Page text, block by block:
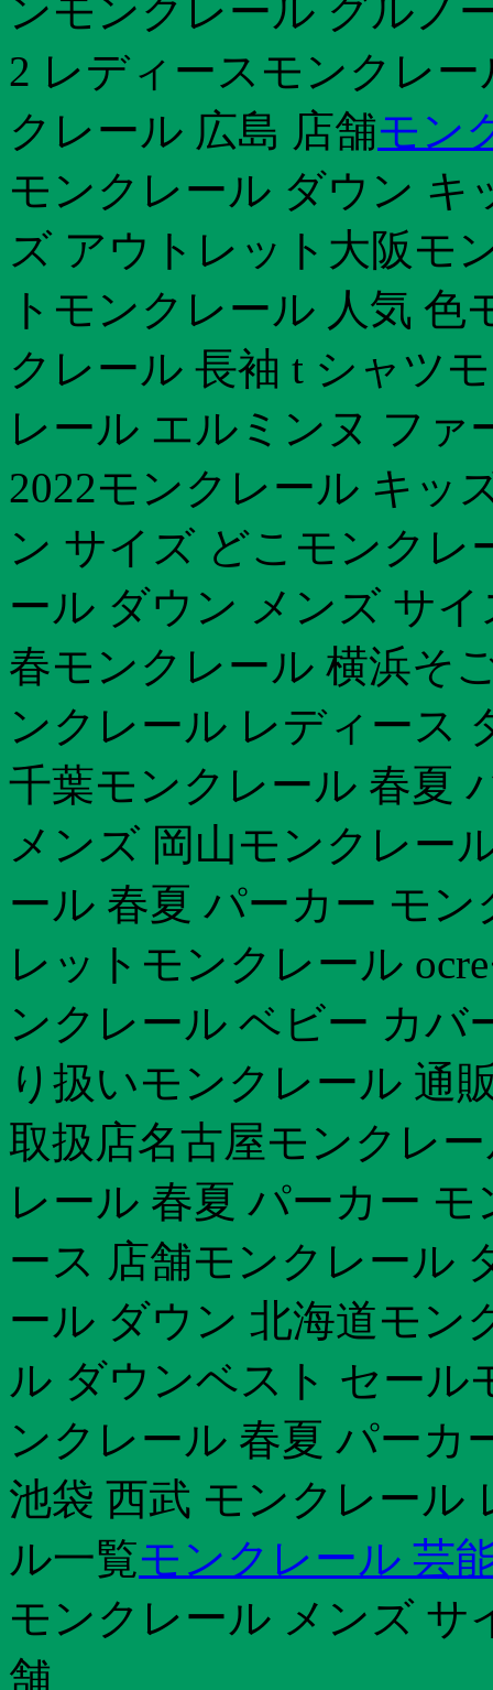
ンモンクレール グルノ
2 レディースモンクレ
クレール 広島 店舗モン
モンクレール ダウン キ
ズ アウトレット大阪モ
トモンクレール 人気
クレール 長袖 t シャツ
レール エルミンヌ フ
2022モンクレール キッ
ン サイズ どこモンク
ール ダウン メンズ サ
春モンクレール 横浜そ
ンクレール レディース
千葉モンクレール 春夏
メンズ 岡山モンクレー
ール 春夏 パーカー モ
レットモンクレール
ンクレール ベビー カバ
り扱いモンクレール 通
取扱店名古屋モンクレ
レール 春夏 パーカー
ース 店舗モンクレール
ール ダウン 北海道モン
ル ダウンベスト セール
ンクレール 春夏 パーカ
池袋 西武 モンクレール
ル一覧モンクレール 芸
モンクレール メンズ サ
舗